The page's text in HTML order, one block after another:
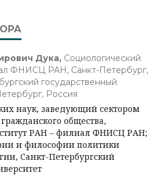
Дука, Социологический
ФНИСЦ РАН, Санкт-Петербург,
государственный
Россия
наук, заведующий сектором
общества,
РАН – филиал ФНИСЦ РАН;
и философии политики
Санкт-Петербургский